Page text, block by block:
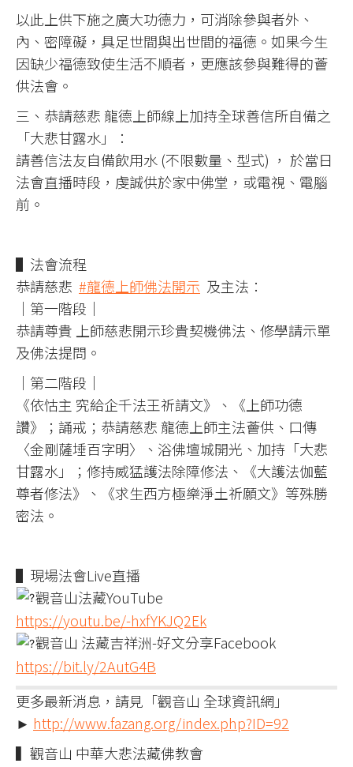
以此上供下施之廣大功德力，可消除參與者外、
內、密障礙，具足世間與出世間的福德。如果今生
因缺少福德致使生活不順者，更應該參與難得的薈
供法會。
三、恭請慈悲 龍德上師線上加持全球善信所自備之
「大悲甘露水」：
請善信法友自備飲用水 (不限數量、型式) ， 於當日
法會直播時段，虔誠供於家中佛堂，或電視、電腦
前。
▌法會流程
恭請慈悲 #龍德上師佛法開示 ​​​ ​​​​ 及主法：
｜第一階段｜
恭請尊貴 上師慈悲開示珍貴契機佛法、修學請示單
及佛法提問。
｜第二階段｜
《依怙主 究給企千法王祈請文》、《上師功德
讚》；誦戒；恭請慈悲 龍德上師主法薈供、口傳
〈金剛薩埵百字明〉、浴佛壇城開光、加持「大悲
甘露水」；修持威猛護法除障修法、《大護法伽藍
尊者修法》、《求生西方極樂淨土祈願文》等殊勝
密法。
▌現場法會Live直播
觀音山法藏YouTube
https://youtu.be/-hxfYKJQ2Ek
觀音山 法藏吉祥洲-好文分享Facebook
https://bit.ly/2AutG4B
更多最新消息，請見「觀音山 全球資訊網」
► http://www.fazang.org/index.php?ID=92
▍觀音山 中華大悲法藏佛教會